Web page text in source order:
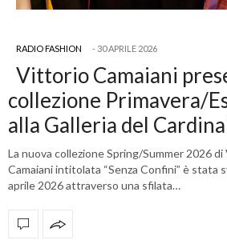
RADIO FASHION 30 APRILE 2026
Vittorio Camaiani
collezione Primavera/
alla Galleria del
La nuova collezione Spring/Summer 2026
Camaiani intitolata “Senza Confini” è stata
aprile 2026 attraverso una sfilata…